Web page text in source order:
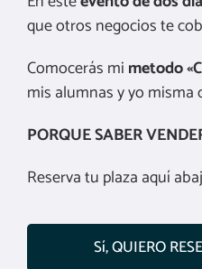
que otros negocios te
Comocerás mi metodo
mis alumnas y yo misma
PORQUE SABER
Reserva tu plaza aquí
Sí, QUIERO